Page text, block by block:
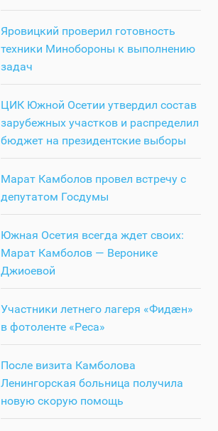
Яровицкий проверил готовность
техники Минобороны к выполнению
задач
ЦИК Южной Осетии утвердил состав
зарубежных участков и распределил
бюджет на президентские выборы
Марат Камболов провел встречу с
депутатом Госдумы
Южная Осетия всегда ждет своих:
Марат Камболов — Веронике
Джиоевой
Участники летнего лагеря «Фидӕн»
в фотоленте «Реса»
После визита Камболова
Ленингорская больница получила
новую скорую помощь